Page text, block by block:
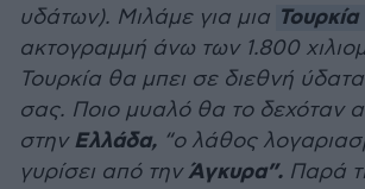
υδάτων). Μιλάμε για μια Τουρκία
ακτογραμμή άνω των 1.800
Τουρκία θα μπει σε διεθνή
σας. Ποιο μυαλό θα το δεχόταν
στηνΕλλάδα, “ο λάθος
γυρίσει από τηνΆγκυρα”. Παρά